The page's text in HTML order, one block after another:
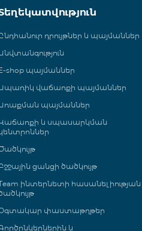
դրույթներ և պայմաններ
shop պայմաններ
վաճառքի պայմաններ
պայմաններ
և սպասարկման
ցանցի ծածկույթ
ինտերնետի հասանելիության
փաստաթղթեր
և